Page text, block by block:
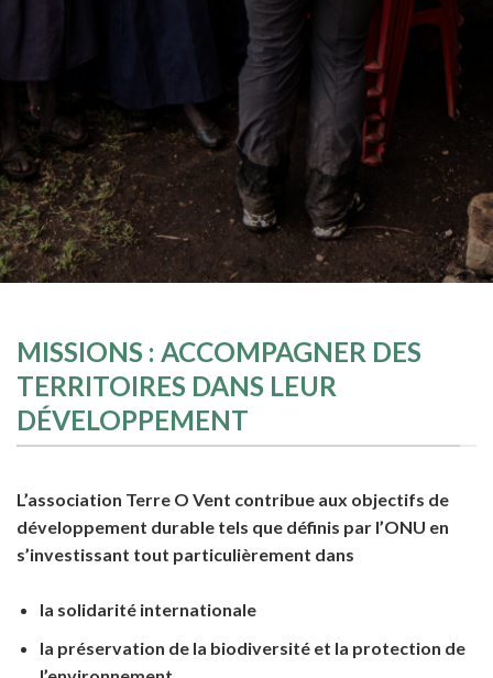
MISSIONS : ACCOMPAGNER DES
TERRITOIRES DANS LEUR
DÉVELOPPEMENT
L’association Terre O Vent contribue aux objectifs de
développement durable tels que définis par l’ONU en
s’investissant tout particulièrement dans
la solidarité internationale
la préservation de la biodiversité et la protection de